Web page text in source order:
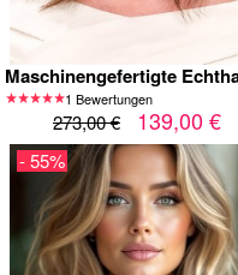
1 Bewertungen
273,00 € 139,00 €
- 55%